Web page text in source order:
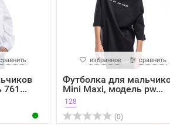
761...
избранное сравнить
Футболка для
Mini Maxi, модель pw...
128
(0)